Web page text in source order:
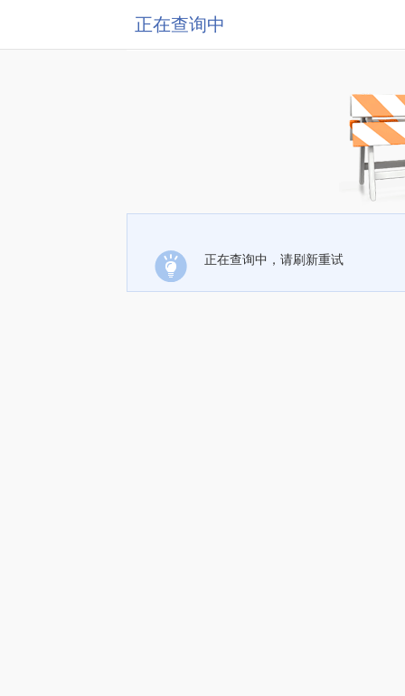
正在查询中
正在查询中，请刷新重试